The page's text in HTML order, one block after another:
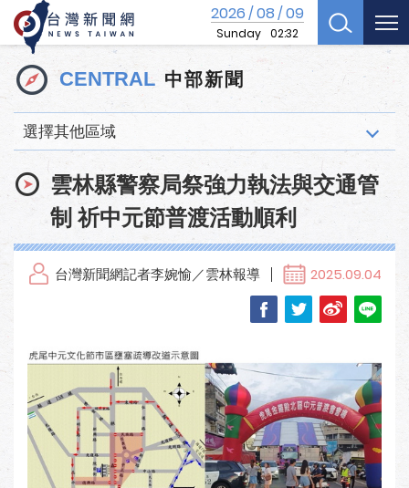
2026/08/09
Sunday 02:32
CENTRAL 中部新聞
選擇其他區域
雲林縣警察局祭強力執法與交通管
制 祈中元節普渡活動順利
台灣新聞網記者李婉愉／雲林報導 2025.09.04